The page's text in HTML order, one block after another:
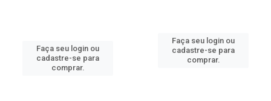
Faça seu login ou
cadastre-se para
comprar.
Faça seu login ou
cadastre-se para
comprar.